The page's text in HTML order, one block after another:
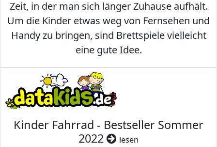
Zeit, in der man sich länger Zuhause aufhält.
Um die Kinder etwas weg von Fernsehen und
Handy zu bringen, sind Brettspiele vielleicht
eine gute Idee.
Kinder Fahrrad - Bestseller Sommer
2022
lesen